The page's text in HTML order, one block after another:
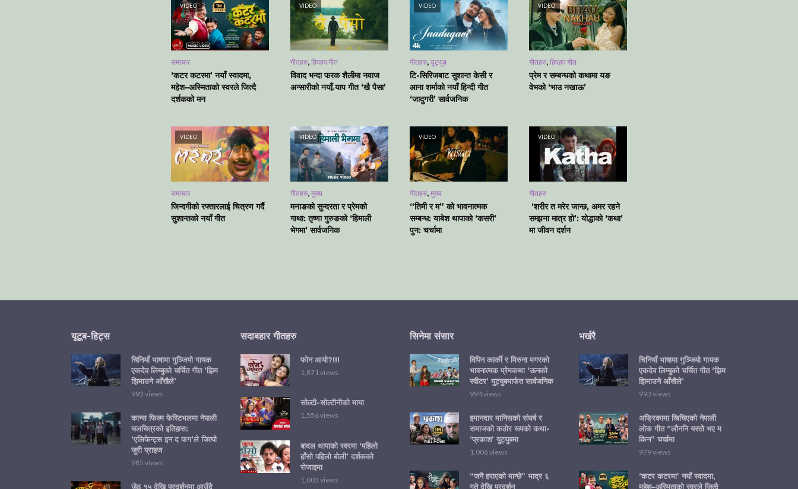
VIDEO
समाचार
‘कटर कटरमा’ नयाँ स्वादमा,
महेश–अस्मिताको स्वरले जित्दै
दर्शकको मन
VIDEO
गीतहरु, हिपहप गीत
विवाद भन्दा फरक शैलीमा नवाज
अन्सारीको नयाँ र्‍याप गीत ‘खै पैसा’
VIDEO
गीतहरु, युट्युब
टि-सिरिजबाट सुशान्त केसी र
आना शर्माको नयाँ हिन्दी गीत
‘जादुगरी’ सार्वजनिक
VIDEO
गीतहरु, हिपहप गीत
प्रेम र सम्बन्धको कथामा यङ
वेभको ‘भाउ नखाऊ’
VIDEO
समाचार
जिन्दगीको रफ्तारलाई चित्रण गर्दै
सुशान्तको नयाँ गीत
VIDEO
गीतहरु, मुख्य
मनाङको सुन्दरता र प्रेमको
गाथा: तृष्णा गुरुङको ‘हिमाली
भेगमा’ सार्वजनिक
VIDEO
गीतहरु, मुख्य
“तिमी र म” को भावनात्मक
सम्बन्ध: याबेश थापाको ‘कसरी’
पुन: चर्चामा
VIDEO
गीतहरु
‘शरीर त मरेर जान्छ, अमर रहने
सम्झना मात्र हो’: योद्धाको ‘कथा’
मा जीवन दर्शन
यूटूब-हिट्स
चिनियाँ भाषामा गुञ्जियो गायक
एकदेव लिम्बुको चर्चित गीत ‘झिम
झिमाउने आँखैले’
993 views
कान्स फिल्म फेस्टिभलमा नेपाली
चलचित्रको इतिहास:
‘एलिफेन्ट्स इन द फग’ले जित्यो
जुरी प्राइज
985 views
जेठ १५ देखि प्रदर्शनमा आउँदै
सदाबहार गीतहरु
फोन आयो?!!!
1,871 views
सोल्टी-सोल्टीनीको माया
1,556 views
बादल थापाको स्वरमा ‘पहिलो
हाँसो पहिलो बोली’ दर्शकको
रोजाइमा
1,003 views
सिनेमा संसार
विपिन कार्की र मिरुना मगरको
भावनात्मक प्रेमकथा ‘ऊनको
स्वीटर’ युट्युबमार्फत सार्वजनिक
994 views
इमानदार मानिसको संघर्ष र
समाजको कठोर रूपको कथा-
‘प्रकाश’ युट्युबमा
1,006 views
“जनै हराएको मान्छे” भाद्र ६
गते देखि प्रदर्शन
भर्खरै
चिनियाँ भाषामा गुञ्जियो गायक
एकदेव लिम्बुको चर्चित गीत ‘झिम
झिमाउने आँखैले’
993 views
अफ्रिकामा खिचिएको नेपाली
लोक गीत “लौननि यस्तो भए म
किन” चर्चामा
979 views
‘कटर कटरमा’ नयाँ स्वादमा,
महेश–अस्मिताको स्वरले जित्दै